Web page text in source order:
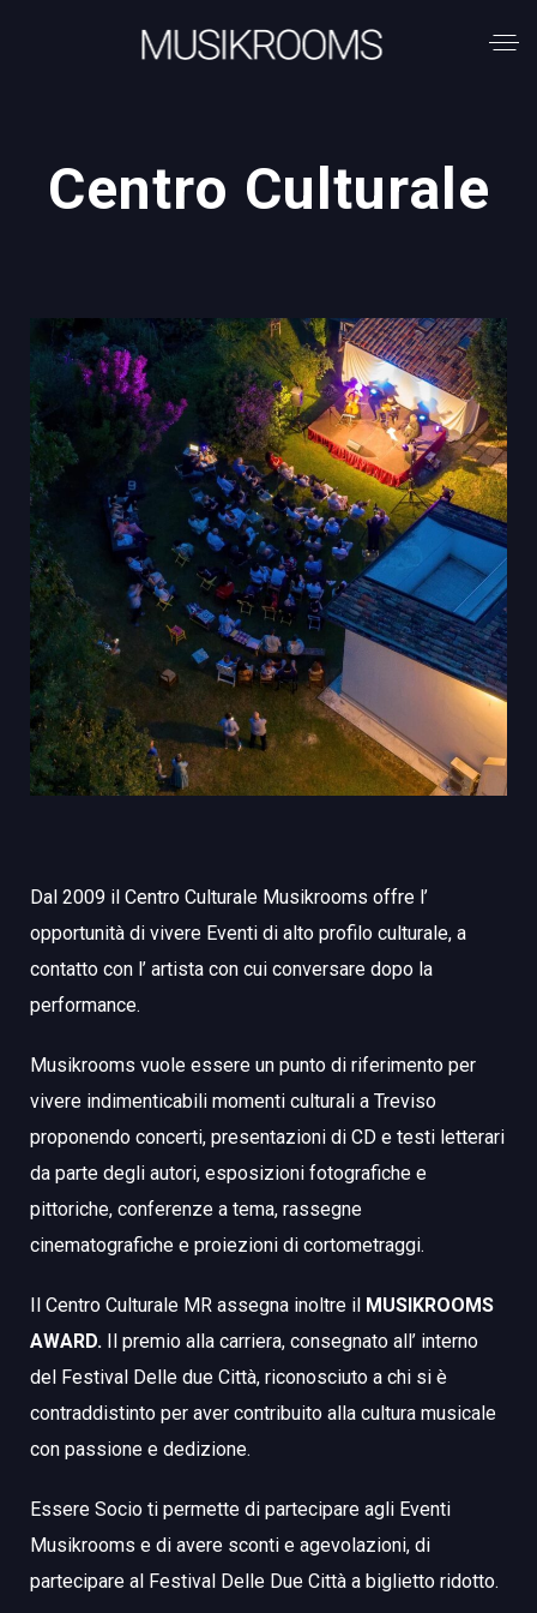
Centro Culturale
Dal 2009 il Centro Culturale Musikrooms offre l’
opportunità di vivere Eventi di alto profilo culturale, a
contatto con l’ artista con cui conversare dopo la
performance.
Musikrooms vuole essere un punto di riferimento per
vivere indimenticabili momenti culturali a Treviso
proponendo concerti, presentazioni di CD e testi letterari
da parte degli autori, esposizioni fotografiche e
pittoriche, conferenze a tema, rassegne
cinematografiche e proiezioni di cortometraggi.
Il Centro Culturale MR assegna inoltre il MUSIKROOMS
AWARD. Il premio alla carriera, consegnato all’ interno
del Festival Delle due Città, riconosciuto a chi si è
contraddistinto per aver contribuito alla cultura musicale
con passione e dedizione.
Essere Socio ti permette di partecipare agli Eventi
Musikrooms e di avere sconti e agevolazioni, di
partecipare al Festival Delle Due Città a biglietto ridotto.